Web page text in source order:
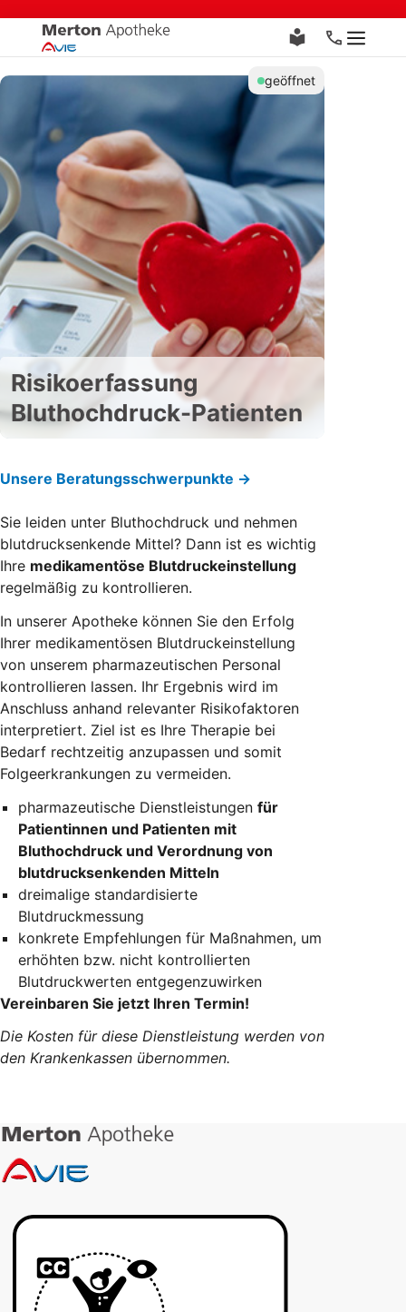
springen
Menü
geöffnet
Risikoerfassung
Bluthochdruck-Patienten
Unsere Beratungsschwerpunkte →
Sie leiden unter Bluthochdruck und nehmen
blutdrucksenkende Mittel? Dann ist es wichtig
Ihre medikamentöse Blutdruckeinstellung
regelmäßig zu kontrollieren.
In unserer Apotheke können Sie den Erfolg
Ihrer medikamentösen Blutdruckeinstellung
von unserem pharmazeutischen Personal
kontrollieren lassen. Ihr Ergebnis wird im
Anschluss anhand relevanter Risikofaktoren
interpretiert. Ziel ist es Ihre Therapie bei
Bedarf rechtzeitig anzupassen und somit
Folgeerkrankungen zu vermeiden.
pharmazeutische Dienstleistungen für
Patientinnen und Patienten mit
Bluthochdruck und Verordnung von
blutdrucksenkenden Mitteln
dreimalige standardisierte
Blutdruckmessung
konkrete Empfehlungen für Maßnahmen, um
erhöhten bzw. nicht kontrollierten
Blutdruckwerten entgegenzuwirken
Vereinbaren Sie jetzt Ihren Termin!
Die Kosten für diese Dienstleistung werden von
den Krankenkassen übernommen.